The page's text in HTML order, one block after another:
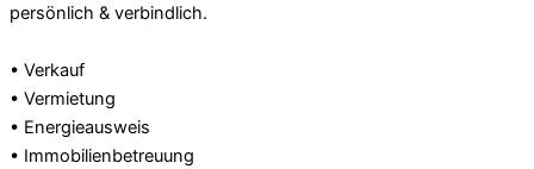
persönlich & verbindlich.
• Verkauf
• Vermietung
• Energieausweis
• Immobilienbetreuung